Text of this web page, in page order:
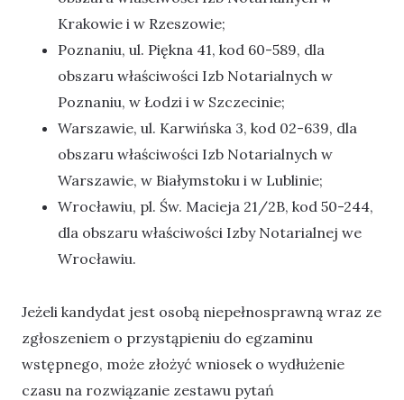
Krakowie i w Rzeszowie;
Poznaniu, ul. Piękna 41, kod 60-589, dla
obszaru właściwości Izb Notarialnych w
Poznaniu, w Łodzi i w Szczecinie;
Warszawie, ul. Karwińska 3, kod 02-639, dla
obszaru właściwości Izb Notarialnych w
Warszawie, w Białymstoku i w Lublinie;
Wrocławiu, pl. Św. Macieja 21/2B, kod 50-244,
dla obszaru właściwości Izby Notarialnej we
Wrocławiu.
Jeżeli kandydat jest osobą niepełnosprawną wraz ze
zgłoszeniem o przystąpieniu do egzaminu
wstępnego, może złożyć wniosek o wydłużenie
czasu na rozwiązanie zestawu pytań